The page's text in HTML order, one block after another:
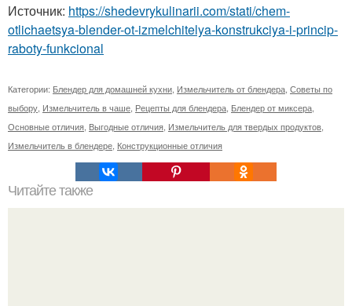
Источник: https://shedevrykulinarii.com/stati/chem-
otlichaetsya-blender-ot-izmelchitelya-konstrukciya-i-princip-
raboty-funkcional
Категории: Блендер для домашней кухни Измельчитель от блендера Советы по
выбору Измельчитель в чаше Рецепты для блендера Блендер от миксера
Основные отличия Выгодные отличия Измельчитель для твердых продуктов
Измельчитель в блендере Конструкционные отличия
Читайте также